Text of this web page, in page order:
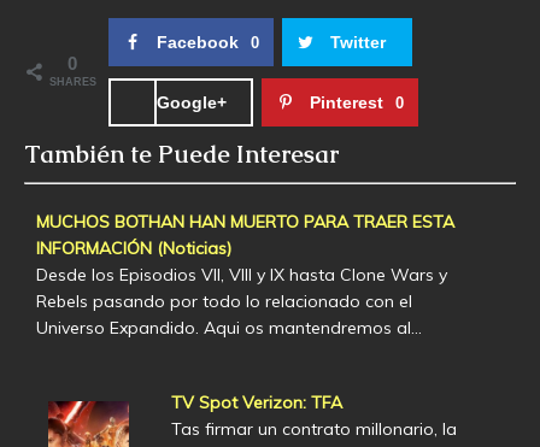
0
SHARES
Facebook 0 Twitter
Google+ Pinterest 0
También te Puede Interesar
MUCHOS BOTHAN HAN MUERTO PARA TRAER ESTA
INFORMACIÓN (Noticias)
Desde los Episodios VII, VIII y IX hasta Clone Wars y
Rebels pasando por todo lo relacionado con el
Universo Expandido. Aqui os mantendremos al…
TV Spot Verizon: TFA
Tas firmar un contrato millonario, la